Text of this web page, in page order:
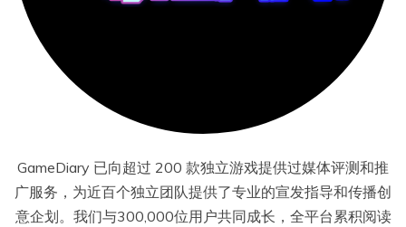
GameDiary 已向超过 200 款独立游戏提供过媒体评测和推
广服务，为近百个独立团队提供了专业的宣发指导和传播创
意企划。我们与300,000位用户共同成长，全平台累积阅读